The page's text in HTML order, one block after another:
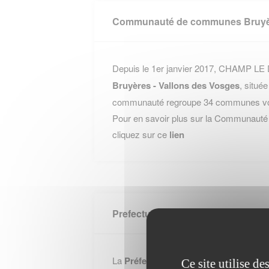
Communauté de communes
Depuis le 1er janvier 2017, CHAMP LE
Bruyères - Vallons des Vosges,
communauté regroupe 34 communes
Pour en savoir plus sur la
cliquez sur ce lien
Prefecture VOSGES
La Préfecture - Vosgesse situe Place
Ce site utilise